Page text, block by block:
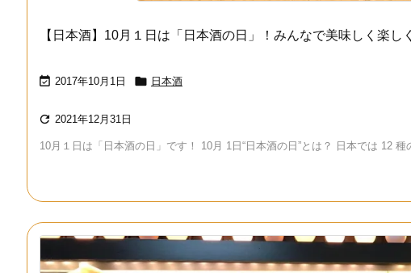
【日本酒】10月１日は「日本酒の日」！みんなで美味しく楽し
 2017年10月1日  日本酒
 2021年12月31日
10月１日は「日本酒の日」です！ 10月 1日“日本酒の日”とは？ 日本では 12 種